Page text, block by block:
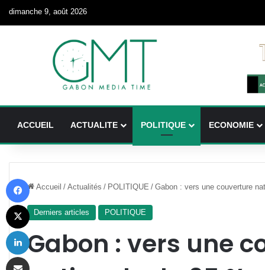
dimanche 9, août 2026
ACCUEIL ACTUALITE POLITIQUE ECONOMIE
Accueil / Actualités / POLITIQUE / Gabon : vers une couverture
Derniers articles POLITIQUE
Gabon : vers une
X